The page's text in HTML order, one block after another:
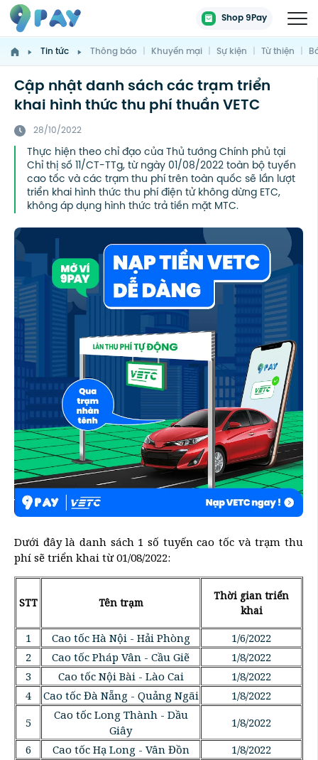
Shop 9Pay
Tin tức Thông báo | Khuyến mại | Sự kiện | Từ thiện |
Cập nhật danh sách các trạm triển
khai hình thức thu phí thuần VETC
28/10/2022
Thực hiện theo chỉ đạo của Thủ tướng Chính phủ tại
Chỉ thị số 11/CT-TTg, từ ngày 01/08/2022 toàn bộ tuyến
cao tốc và các trạm thu phí trên toàn quốc sẽ lần lượt
triển khai hình thức thu phí điện tử không dừng ETC,
không áp dụng hình thức trả tiền mặt MTC.
Dưới đây là danh sách 1 số tuyến cao tốc và trạm thu
phí sẽ triển khai từ 01/08/2022:
STT Tên trạm
Thời gian triển
khai
1 Cao tốc Hà Nội - Hải Phòng
1/6/2022
2
Cao tốc Pháp Vân - Cầu Giẽ
1/8/2022
3
Cao tốc Nội Bài - Lào Cai
1/8/2022
4
Cao tốc Đà Nẵng - Quảng Ngãi
1/8/2022
5
Cao tốc Long Thành - Dầu
Giây
1/8/2022
6
Cao tốc Hạ Long - Vân Đồn
1/8/2022